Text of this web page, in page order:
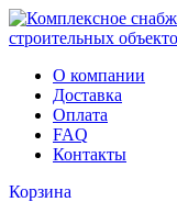
О компании
Доставка
Оплата
FAQ
Контакты
Корзина